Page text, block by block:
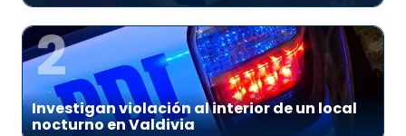
2
Investigan violación al interior de un local
nocturno en Valdivia